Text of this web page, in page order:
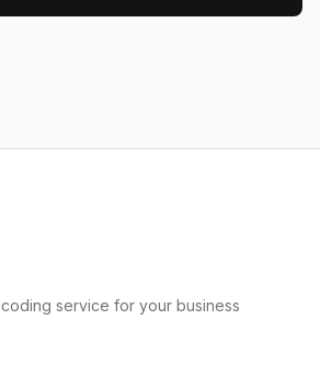
service for your business